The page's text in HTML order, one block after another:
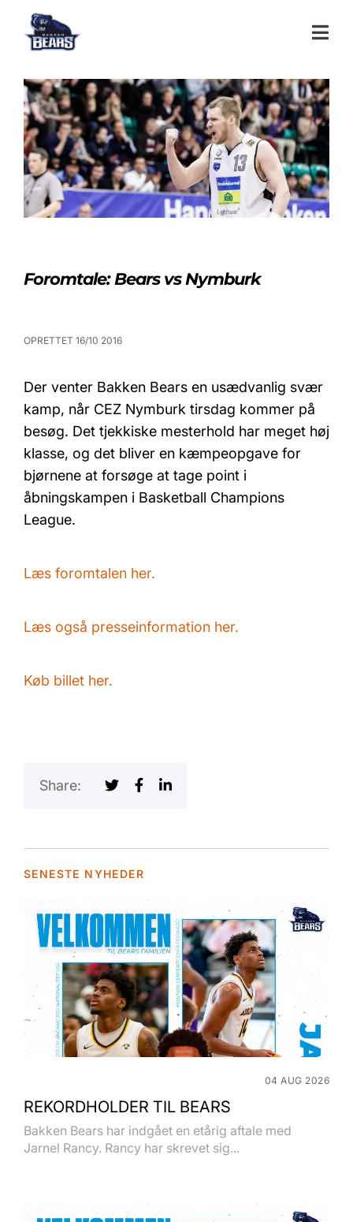
Foromtale: Bears vs Nymburk
OPRETTET 16/10 2016
Der venter Bakken Bears en usædvanlig svær
kamp, når CEZ Nymburk tirsdag kommer på
besøg. Det tjekkiske mesterhold har meget høj
klasse, og det bliver en kæmpeopgave for
bjørnene at forsøge at tage point i
åbningskampen i Basketball Champions
League.
Læs foromtalen her.
Læs også presseinformation her.
Køb billet her.
Share:
SENESTE NYHEDER
04 AUG 2026
REKORDHOLDER TIL BEARS
Bakken Bears har indgået en etårig aftale med
Jarnel Rancy. Rancy har skrevet sig...